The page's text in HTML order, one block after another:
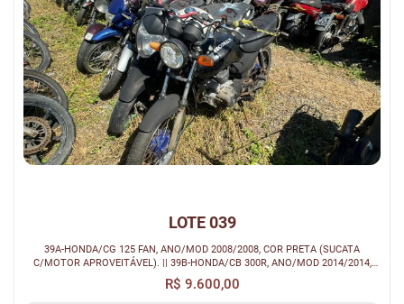
LOTE 039
39A-HONDA/CG 125 FAN, ANO/MOD 2008/2008, COR PRETA (SUCATA
C/MOTOR APROVEITÁVEL). || 39B-HONDA/CB 300R, ANO/MOD 2014/2014,
COR BRANCA (SUCAT...
R$ 9.600,00